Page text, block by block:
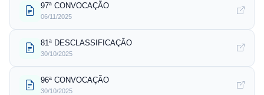
97ª CONVOCAÇÃO
06/11/2025
81ª DESCLASSIFICAÇÃO
30/10/2025
96ª CONVOCAÇÃO
30/10/2025